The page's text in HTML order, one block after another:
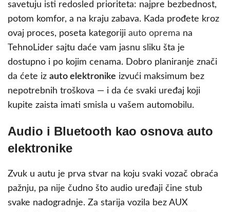
savetuju isti redosled prioriteta: najpre bezbednost,
potom komfor, a na kraju zabava. Kada prođete kroz
ovaj proces, poseta kategoriji auto oprema na
TehnoLider sajtu daće vam jasnu sliku šta je
dostupno i po kojim cenama. Dobro planiranje znači
da ćete iz auto elektronike izvući maksimum bez
nepotrebnih troškova — i da će svaki uređaj koji
kupite zaista imati smisla u vašem automobilu.
Audio i Bluetooth kao osnova auto
elektronike
Zvuk u autu je prva stvar na koju svaki vozač obraća
pažnju, pa nije čudno što audio uređaji čine stub
svake nadogradnje. Za starija vozila bez AUX